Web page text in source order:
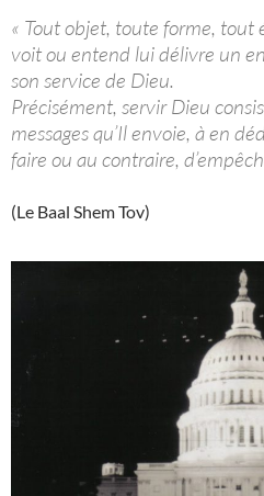
« Tout objet, toute forme, tout
voit ou entend lui délivre un
son service de Dieu.
Précisément, servir Dieu
messages qu’Il envoie, à en
faire ou au contraire,
(Le Baal Shem Tov)